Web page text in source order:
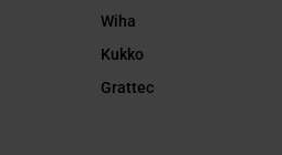
Wiha
Kukko
Grattec